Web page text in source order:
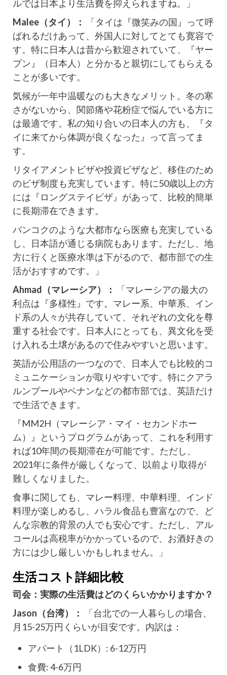
ルでは日本より生活費を抑えられますね。」
Malee（タイ）：
「タイは『微笑みの国』って呼
ばれるだけあって、外国人に対してとても寛容で
す。特に日本人は昔から歓迎されていて、『ヤー
プン』（日本人）と分かると親切にしてもらえる
ことが多いです。
気候が一年中温暖なのも大きなメリット。冬の寒
さがないから、関節痛や花粉症で悩んでいる方に
は最適です。私の知り合いの日本人の方も、『タ
イに来てから体調が良くなった』って言ってま
す。
リタイアメントビザや投資ビザなど、移住のため
のビザ制度も充実しています。特に50歳以上の方
には『ロングステイビザ』があって、比較的簡単
に長期滞在できます。
バンコクのような大都市なら医療も充実している
し、日本語が通じる病院もあります。ただし、地
方に行くと医療水準は下がるので、都市部での生
活がおすすめです。」
Ahmad（マレーシア）：
「マレーシアの最大の
利点は『多様性』です。マレー系、中華系、イン
ド系の人々が共存していて、それぞれの文化を尊
重する社会です。日本人にとっても、異文化を受
け入れる土壌があるので住みやすいと思います。
英語が公用語の一つなので、日本人でも比較的コ
ミュニケーションが取りやすいです。特にクアラ
ルンプールやペナンなどの都市部では、英語だけ
で生活できます。
『MM2H（マレーシア・マイ・セカンドホー
ム）』というプログラムがあって、これを利用す
れば10年間の長期滞在が可能です。ただし、
2021年に条件が厳しくなって、以前より取得が
難しくなりました。
食事に関しても、マレー料理、中華料理、インド
料理が楽しめるし、ハラル食品も豊富なので、ど
んな宗教的背景の人でも安心です。ただし、アル
コールは高税率がかかっているので、お酒好きの
方には少し厳しいかもしれません。」
生活コスト詳細比較
司会：実際の生活費はどのくらいかかりますか？
Jason（台湾）：
「台北での一人暮らしの場合、
月15-25万円くらいが目安です。内訳は：
アパート（1LDK）: 6-12万円
食費: 4-6万円